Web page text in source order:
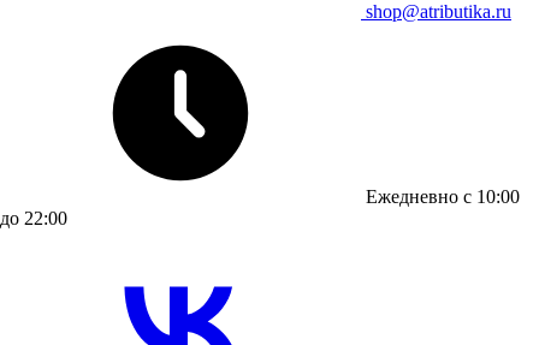
shop@atributika.ru
Ежедневно с 10:00
до 22:00